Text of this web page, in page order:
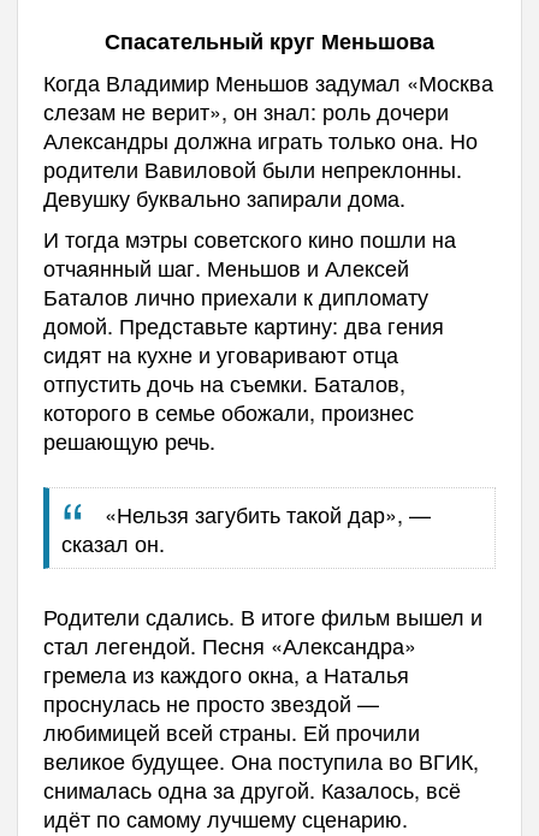
Спасательный круг Меньшова
Когда Владимир Меньшов задумал «Москва
слезам не верит», он знал: роль дочери
Александры должна играть только она. Но
родители Вавиловой были непреклонны.
Девушку буквально запирали дома.
И тогда мэтры советского кино пошли на
отчаянный шаг. Меньшов и Алексей
Баталов лично приехали к дипломату
домой. Представьте картину: два гения
сидят на кухне и уговаривают отца
отпустить дочь на съемки. Баталов,
которого в семье обожали, произнес
решающую речь.
«Нельзя загубить такой дар», —
сказал он.
Родители сдались. В итоге фильм вышел и
стал легендой. Песня «Александра»
гремела из каждого окна, а Наталья
проснулась не просто звездой —
любимицей всей страны. Ей прочили
великое будущее. Она поступила во ВГИК,
снималась одна за другой. Казалось, всё
идёт по самому лучшему сценарию.